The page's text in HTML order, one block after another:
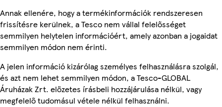
Annak ellenére, hogy a termékinformációk rendszeresen
frissítésre kerülnek, a Tesco nem vállal felelősséget
semmilyen helytelen információért, amely azonban a jogaidat
semmilyen módon nem érinti.
A jelen információ kizárólag személyes felhasználásra szolgál,
és azt nem lehet semmilyen módon, a Tesco-GLOBAL
Áruházak Zrt. előzetes írásbeli hozzájárulása nélkül, vagy
megfelelő tudomásul vétele nélkül felhasználni.